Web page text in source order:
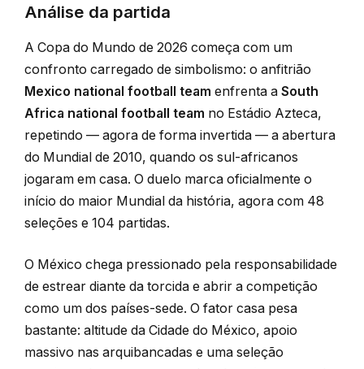
Análise da partida
A Copa do Mundo de 2026 começa com um
confronto carregado de simbolismo: o anfitrião
Mexico national football team enfrenta a South
Africa national football team no Estádio Azteca,
repetindo — agora de forma invertida — a abertura
do Mundial de 2010, quando os sul-africanos
jogaram em casa. O duelo marca oficialmente o
início do maior Mundial da história, agora com 48
seleções e 104 partidas.
O México chega pressionado pela responsabilidade
de estrear diante da torcida e abrir a competição
como um dos países-sede. O fator casa pesa
bastante: altitude da Cidade do México, apoio
massivo nas arquibancadas e uma seleção